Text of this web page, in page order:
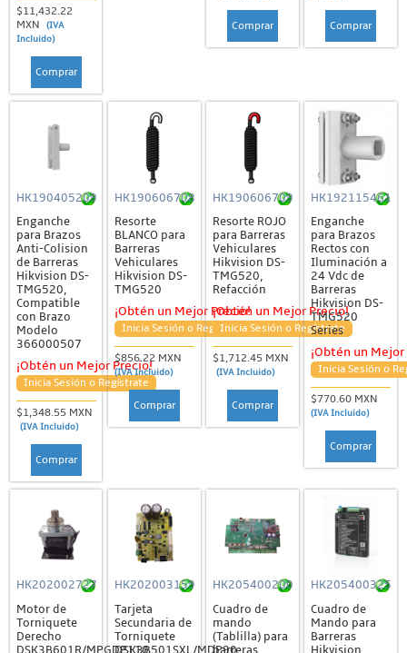
$11,432.22
MXN
(IVA
Incluido)
Comprar
Comprar Comprar
HK190405209
Enganche
para Brazos
Anti-Colision
de Barreras
Hikvision DS-
TMG520,
Compatible
con Brazo
Modelo
366000507
¡Obtén un Mejor Precio!
Inicia Sesión o Regístrate
$1,348.55 MXN
(IVA Incluido)
Comprar
HK190606708
Resorte
BLANCO para
Barreras
Vehiculares
Hikvision DS-
TMG520
¡Obtén un Mejor Precio!
Inicia Sesión o Regístrate
$856.22 MXN
(IVA Incluido)
Comprar
HK190606709
Resorte ROJO
para Barreras
Vehiculares
Hikvision DS-
TMG520,
Refacción
¡Obtén un Mejor Precio!
Inicia Sesión o Regístrate
$1,712.45 MXN
(IVA Incluido)
Comprar
HK192115461
Enganche
para Brazos
Rectos con
Iluminación a
24 Vdc de
Barreras
Hikvision DS-
TMG520
Series
¡Obtén un
Inicia Sesión o
$770.60 MXN
(IVA Incluido)
Comprar
HK202002727
Motor de
Torniquete
Derecho
HK202003159
Tarjeta
Secundaria de
Torniquete
HK205400200
Cuadro de
mando
(Tablilla) para
HK205400325
Cuadro de
Mando para
Barreras